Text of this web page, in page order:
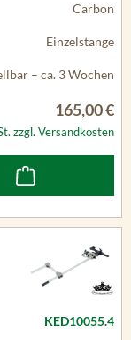
Carbon
Einzelstange
– ca. 3 Wochen
165,00 €
zzgl. Versandkosten
KED10055.4